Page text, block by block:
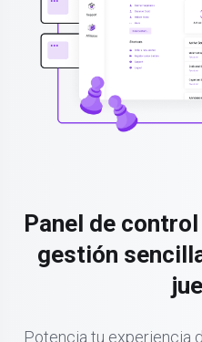
Panel de
gestión
Potencia tu experiencia